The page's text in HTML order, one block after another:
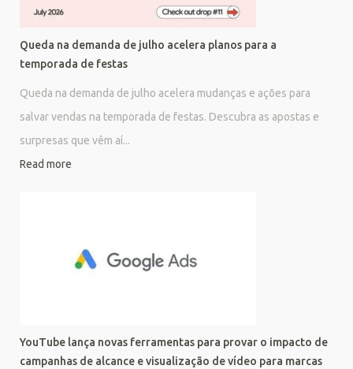
Queda na demanda de julho acelera planos para a
temporada de festas
Queda na demanda de julho acelera mudanças e ações para
salvar vendas na temporada de festas. Descubra as apostas e
surpresas que vêm aí...
Read more
YouTube lança novas ferramentas para provar o impacto de
campanhas de alcance e visualização de vídeo para marcas